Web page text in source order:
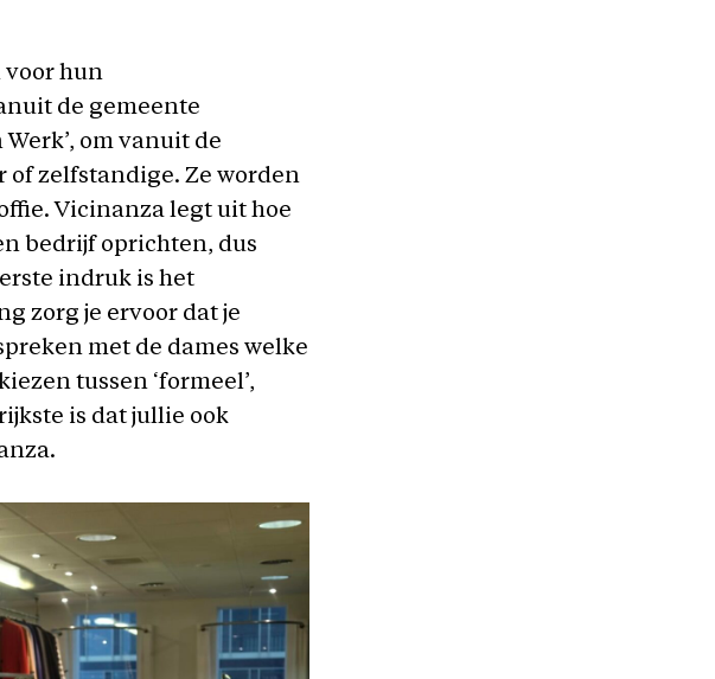
voor hun
de gemeente
om vanuit de
of zelfstandige. Ze worden
Vicinanza legt uit hoe
bedrijf oprichten, dus
indruk is het
zorg je ervoor dat je
met de dames welke
tussen ‘formeel’,
is dat jullie ook